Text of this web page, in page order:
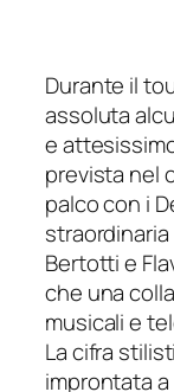
Durante il
assoluta
e
prevista nel
palco con i
straordinaria
Bertotti e
che una
musicali e
La cifra
improntata